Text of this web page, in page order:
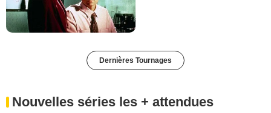
Dernières Tournages
Nouvelles séries les + attendues